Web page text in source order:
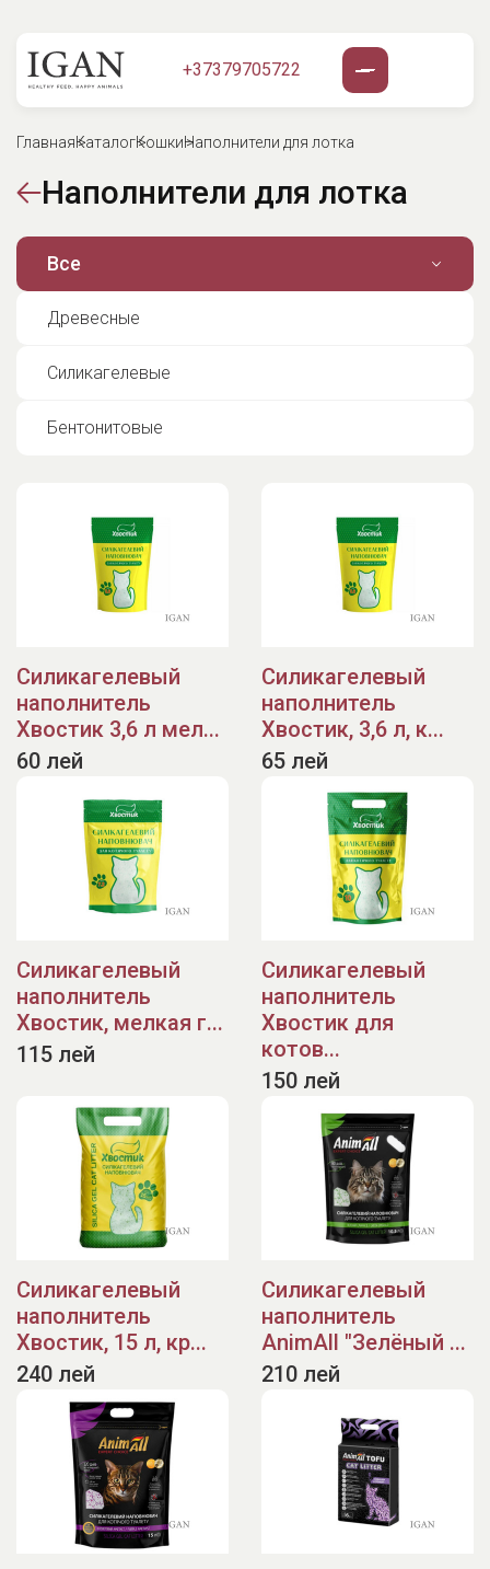
+37379705722
ГлавнаяКаталогКошкиНаполнители для лотка
Наполнители для лотка
Все
Древесные
Силикагелевые
Бентонитовые
Силикагелевый
наполнитель
Хвостик 3,6 л мел...
60 лей
Силикагелевый
наполнитель
Хвостик, 3,6 л, к...
65 лей
Силикагелевый
наполнитель
Хвостик, мелкая г...
115 лей
Силикагелевый
наполнитель
Хвостик для
котов...
150 лей
Силикагелевый
наполнитель
Хвостик, 15 л, кр...
240 лей
Силикагелевый
наполнитель
AnimAll "Зелёный ...
210 лей